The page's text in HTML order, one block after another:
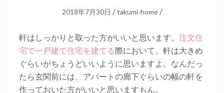
2018年7月30日 /takumi-home/
軒はしっかりと取った方がいいと思います。 注文住
宅で一戸建て住宅を建てる際において、軒は大きめ
ぐらいがちょうどいいように思いますよ。なんだっ
たら玄関前には、アパートの廊下ぐらいの幅の軒を
作っておいた方がいいと思いますもん。